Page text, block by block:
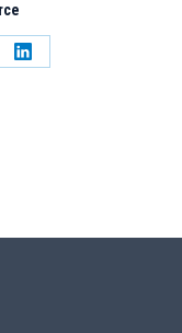
Partager